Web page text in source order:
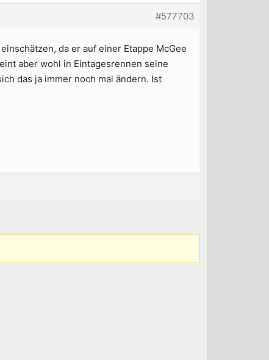
#577703
da er auf einer Etappe McGee
aber wohl in Eintagesrennen seine
das ja immer noch mal ändern. Ist